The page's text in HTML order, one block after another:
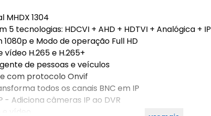
MHDX 1304
5 tecnologias: HDCVI + AHD + HDTVI + Analógica + IP
1080p e Modo de operação Full HD
H.265 e H.265+
de pessoas e veículos
com protocolo Onvif
todos os canais BNC em IP
- Adiciona câmeras IP ao DVR
vídeo